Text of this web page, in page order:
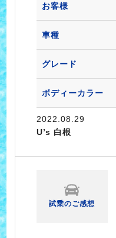
お客様
車種
グレード
ボディーカラー
2022.08.29
U’s 白根
試乗のご感想